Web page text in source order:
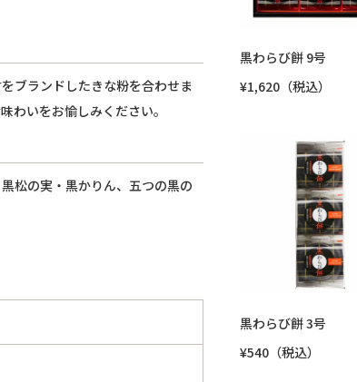
ブランドしたきな粉を合わせま
わいをお愉しみください。
松の実・黒かりん、五つの黒の
黒わらび餅 9号
¥1,620（税込）
黒わらび餅 3号
¥540（税込）